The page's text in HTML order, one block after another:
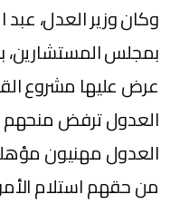
وكان وزير العدل،
بمجلس المستشارين،
عرض عليها مشروع
العدول ترفض منحهم
العدول مهنيون
من حقهم استلام